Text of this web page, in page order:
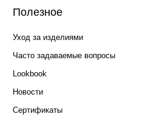
Полезное
Уход за изделиями
Часто задаваемые вопросы
Lookbook
Новости
Сертификаты